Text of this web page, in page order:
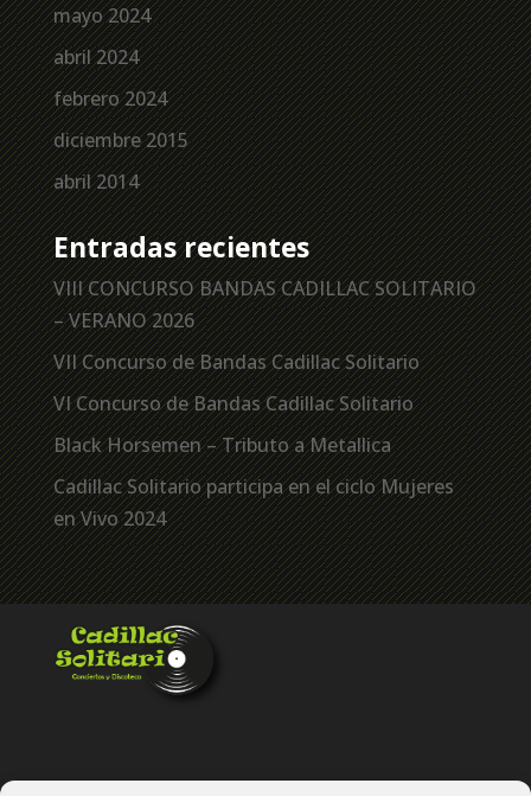
mayo 2024
abril 2024
febrero 2024
diciembre 2015
abril 2014
Entradas recientes
VIII CONCURSO BANDAS CADILLAC SOLITARIO
– VERANO 2026
VII Concurso de Bandas Cadillac Solitario
VI Concurso de Bandas Cadillac Solitario
Black Horsemen – Tributo a Metallica
Cadillac Solitario participa en el ciclo Mujeres
en Vivo 2024